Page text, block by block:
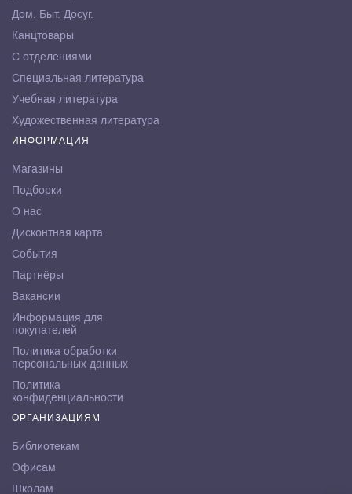
Дом. Быт. Досуг.
Канцтовары
С отделениями
Специальная литература
Учебная литература
Художественная литература
ИНФОРМАЦИЯ
Магазины
Подборки
О нас
Дисконтная карта
События
Партнёры
Вакансии
Информация для
покупателей
Политика обработки
персональных данных
Политика
конфиденциальности
ОРГАНИЗАЦИЯМ
Библиотекам
Офисам
Школам